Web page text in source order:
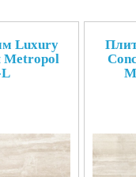
Luxury
Metropol